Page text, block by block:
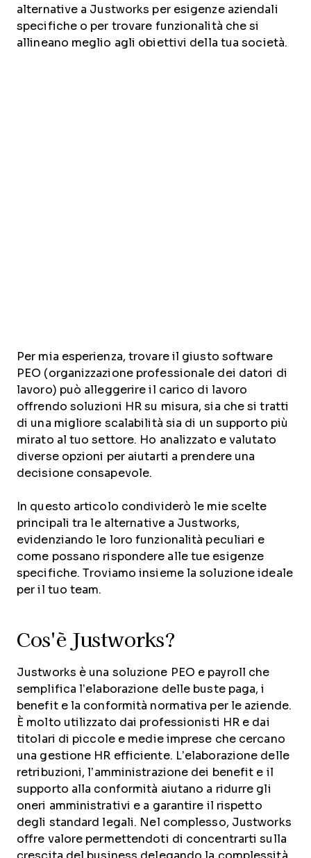
alternative a Justworks per esigenze aziendali
specifiche o per trovare funzionalità che si
allineano meglio agli obiettivi della tua società.
Per mia esperienza, trovare il giusto software
PEO (organizzazione professionale dei datori di
lavoro) può alleggerire il carico di lavoro
offrendo soluzioni HR su misura, sia che si tratti
di una migliore scalabilità sia di un supporto più
mirato al tuo settore. Ho analizzato e valutato
diverse opzioni per aiutarti a prendere una
decisione consapevole.
In questo articolo condividerò le mie scelte
principali tra le alternative a Justworks,
evidenziando le loro funzionalità peculiari e
come possano rispondere alle tue esigenze
specifiche. Troviamo insieme la soluzione ideale
per il tuo team.
Cos'è Justworks?
Justworks è una soluzione PEO e payroll che
semplifica l’elaborazione delle buste paga, i
benefit e la conformità normativa per le aziende.
È molto utilizzato dai professionisti HR e dai
titolari di piccole e medie imprese che cercano
una gestione HR efficiente. L’elaborazione delle
retribuzioni, l’amministrazione dei benefit e il
supporto alla conformità aiutano a ridurre gli
oneri amministrativi e a garantire il rispetto
degli standard legali. Nel complesso, Justworks
offre valore permettendoti di concentrarti sulla
crescita del business delegando la complessità